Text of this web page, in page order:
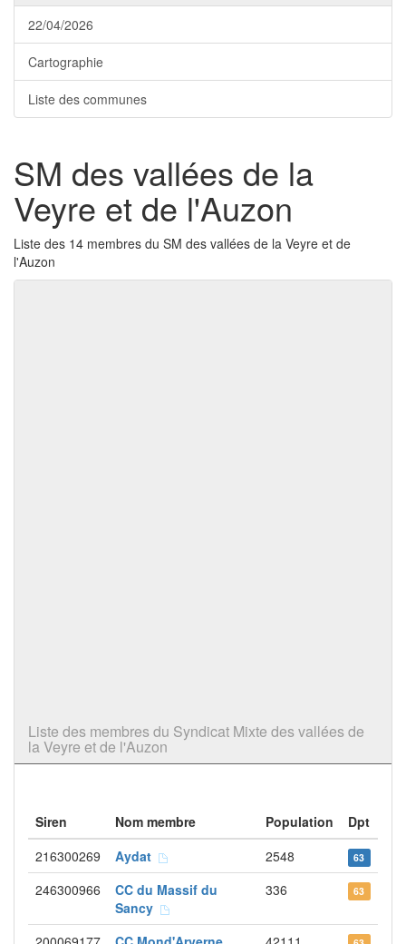
22/04/2026
Cartographie
Liste des communes
SM des vallées de la
Veyre et de l'Auzon
Liste des 14 membres du SM des vallées de la Veyre et de
l'Auzon
Liste des membres du Syndicat Mixte des vallées de
la Veyre et de l'Auzon
Siren Nom membre Population
Dpt
216300269
Aydat 2548 63
246300966
CC du Massif du
Sancy
336 63